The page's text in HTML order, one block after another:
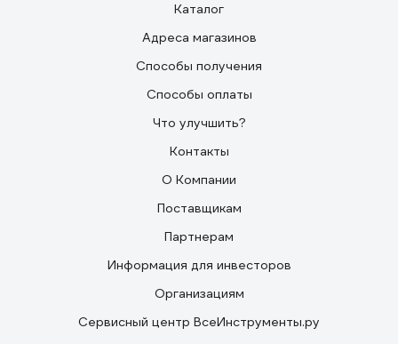
Каталог
Адреса магазинов
Способы получения
Способы оплаты
Что улучшить?
Контакты
О Компании
Поставщикам
Партнерам
Информация для инвесторов
Организациям
Сервисный центр ВсеИнструменты.ру